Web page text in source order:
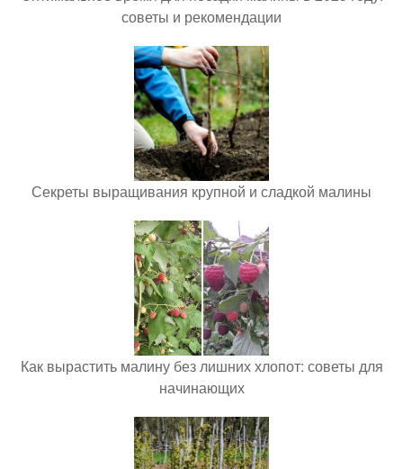
советы и рекомендации
Секреты выращивания крупной и сладкой малины
Как вырастить малину без лишних хлопот: советы для
начинающих